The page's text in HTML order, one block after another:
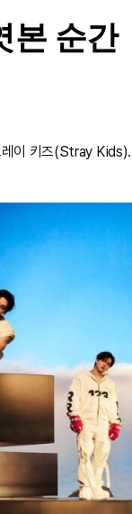
본 순간
이 키즈(Stray